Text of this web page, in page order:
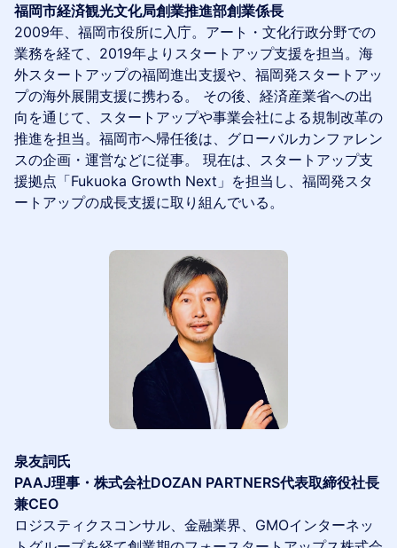
福岡市経済観光文化局創業推進部創業係長
2009年、福岡市役所に入庁。アート・文化行政分野での
業務を経て、2019年よりスタートアップ支援を担当。海
外スタートアップの福岡進出支援や、福岡発スタートアッ
プの海外展開支援に携わる。 その後、経済産業省への出
向を通じて、スタートアップや事業会社による規制改革の
推進を担当。福岡市へ帰任後は、グローバルカンファレン
スの企画・運営などに従事。 現在は、スタートアップ支
援拠点「Fukuoka Growth Next」を担当し、福岡発スタ
ートアップの成長支援に取り組んでいる。
泉友詞氏
PAAJ理事・株式会社DOZAN PARTNERS代表取締役社長
兼CEO
ロジスティクスコンサル、金融業界、GMOインターネッ